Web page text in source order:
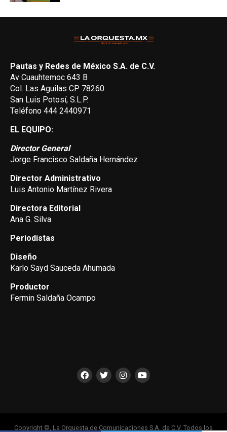
Pautas y Redes de México S.A. de C.V.
Av Cuauhtemoc 643 B
Col. Las Aguilas CP 78260
San Luis Potosí, S.L.P.
Teléfono 444 2440971
EL EQUIPO:
Director General
Jorge Francisco Saldaña Hernández
Director Administrativo
Luis Antonio Martínez Rivera
Directora Editorial
Ana G. Silva
Periodistas
Diseño
Karlo Sayd Sauceda Ahumada
Productor
Fermin Saldaña Ocampo
Copyright ©, La Orquesta de Comunicaciones S.A. de C.V. Todos los